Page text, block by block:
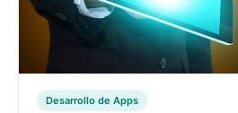
Desarrollo de Apps